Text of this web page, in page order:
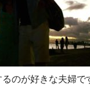
のが好きな夫婦で